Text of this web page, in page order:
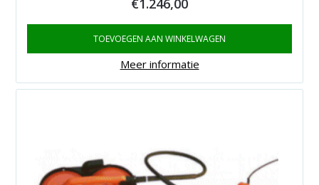
€1.246,00
TOEVOEGEN AAN WINKELWAGEN
Meer informatie